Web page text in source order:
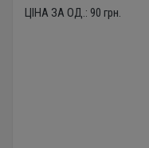
ЦІНА ЗА ОД.: 90 грн.